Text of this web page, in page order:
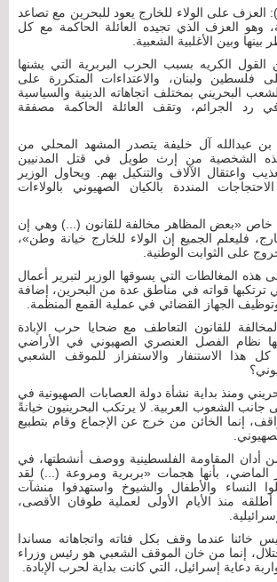
على الولاء للخارج يعود للبحرين مع تصاعد
وهو العزف الذي تجيده العائلة الحاكمة مع كل
وبين الأغلبية الشعبية.
القول الكريه بسبب الحرب البربرية التي يشنها
فلسطين ولبنان، والاعتداءات المتكررة على
البحريني بمختلف اتجاهاته الدينية والسياسية
رد الجرائم، وتقف العائلة الحاكمة مصفقة
بن عبدالله آل خليفة يتصدر المشهد المحلي من
الشخصية من إرث طويل في قتل المدنيين
واعتقال الآلاف والتنكيل بهم. ويحاول الوزير
المنددة بالكيان الصهيوني بالولاءات
خاص «بعض المظاهر مخالفة للقانون (...) وهي إن
فليعلم الجميع إن الولاء للخارج خيانة وطن»،
على الثوابت الوطنية.
هذه المغالطات التي يسوقها الوزير لتبرير أعمال
ترتكبها قواته في مناطق عدة من البحرين، إضافة
الجهاز القضائي في عملية القمع المنظمة.
للقانون التعاطف مع ضحايا حرب الإبادة
نظام الفصل العنصري الصهيوني في الأراضي
كل هذا الاستنفار والاستفزاز للموقف الشعبي
ومنذ بداية نشأة دولة العصابات الصهيونية في
الشعوب العربية. لا يرتكب البحرينيون خيانةً
إنما الخائن من خرج عن الإجماع وقام بتطبيع
أدان المقاومة الفلسطينية ووصف أنشطتها، في
الماضي، بأنها هجمات «بربرية ومروعة (...) لقد
النساء والأطفال والشيوخ واستهدفوا منشآت
منذ الأيام الأولى لعملية طوفان الأقصى،
خائنا عندما وقف بكل فئاته واتجاهاته مساندا
إنما من خان الموقف الشعبي هو رئيس وزراء
دعاية إسرائيل، التي كانت بداية لحرب الإبادة.